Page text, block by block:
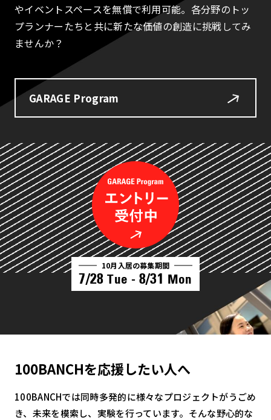
やイベントスペースを無償で利用可能。各分野のトッ
プランナーたちと共に新たな価値の創造に挑戦してみ
ませんか？
GARAGE Program
10月入居の募集期間
7/28 Tue - 8/31 Mon
100BANCHを応援したい人へ
100BANCHでは同時多発的に様々なプロジェクトがうごめ
き、未来を模索し、実験を行っています。そんな野心的な